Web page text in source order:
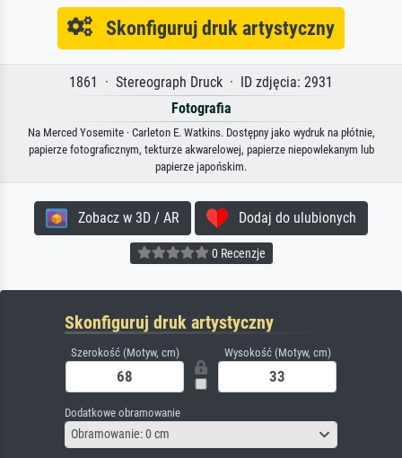
Skonfiguruj druk artystyczny
1861 · Stereograph Druck · ID zdjęcia: 2931
Fotografia
Na Merced Yosemite · Carleton E. Watkins. Dostępny jako wydruk na płótnie,
papierze fotograficznym, tekturze akwarelowej, papierze niepowlekanym lub
papierze japońskim.
Zobacz w 3D / AR Dodaj do ulubionych
0 Recenzje
Skonfiguruj druk artystyczny
Szerokość (Motyw, cm) Wysokość (Motyw, cm)
Dodatkowe obramowanie
Obramowanie: 0 cm